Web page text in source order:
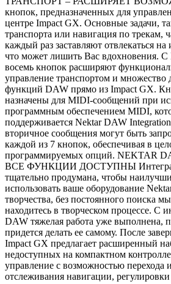
кнопок, предназначенных для
центре Impact GX. Основные задачи,
транспорта или навигация по трекам,
каждый раз заставляют отвлекаться
что может лишить Вас вдохновения. С
восемь кнопок расширяют
управление транспортом и
функций DAW прямо из Impact GX.
назначены для MIDI-сообщений при
программным обеспечением MIDI,
поддерживается Nektar DAW
вторичное сообщения могут быть
каждой из 7 кнопок, обеспечивая в
программируемых опций. NEKTAR
ВСЕ ФУНКЦИИ ДОСТУПНЫ
тщательно продумана, чтобы
использовать ваше оборудование
творчества, без постоянного поиска
находитесь в творческом процессе. С
DAW тяжелая работа уже выполнена,
придется делать ее самому. После
Impact GX предлагает расширенный
недоступных на компактном
управление с возможностью перехода
отслеживания навигации, регулировки